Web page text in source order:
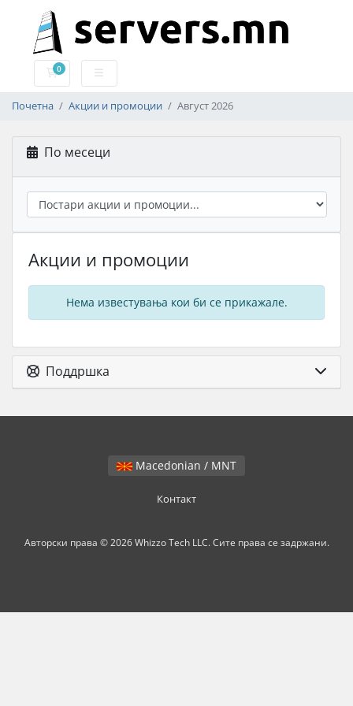
0
Потрошувачка кошничка
Почетна Акции и промоции Август 2026
По месеци
Акции и промоции
Нема известувања кои би се прикажале.
Поддршка
Macedonian / MNT
Контакт
Авторски права © 2026 Whizzo Tech LLC. Сите права се задржани.